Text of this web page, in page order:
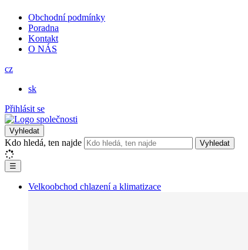
Obchodní podmínky
Poradna
Kontakt
O NÁS
cz
sk
Přihlásit se
Vyhledat
Kdo hledá, ten najde Vyhledat
☰
Velkoobchod chlazení a klimatizace